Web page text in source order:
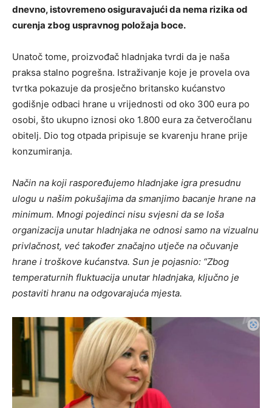
dnevno, istovremeno osiguravajući da nema rizika od
curenja zbog uspravnog položaja boce.
Unatoč tome, proizvođač hladnjaka tvrdi da je naša
praksa stalno pogrešna. Istraživanje koje je provela ova
tvrtka pokazuje da prosječno britansko kućanstvo
godišnje odbaci hrane u vrijednosti od oko 300 eura po
osobi, što ukupno iznosi oko 1.800 eura za četveročlanu
obitelj. Dio tog otpada pripisuje se kvarenju hrane prije
konzumiranja.
Način na koji raspoređujemo hladnjake igra presudnu
ulogu u našim pokušajima da smanjimo bacanje hrane na
minimum. Mnogi pojedinci nisu svjesni da se loša
organizacija unutar hladnjaka ne odnosi samo na vizualnu
privlačnost, već također značajno utječe na očuvanje
hrane i troškove kućanstva. Sun je pojasnio: “Zbog
temperaturnih fluktuacija unutar hladnjaka, ključno je
postaviti hranu na odgovarajuća mjesta.